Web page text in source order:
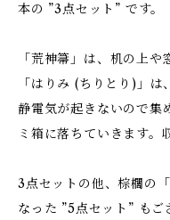
本の ”3点セット” です。
「荒神箒」は、机の上や
「はりみ (ちりとり)」は
静電気が起きないので集
ミ箱に落ちていきます。
3点セットの他、棕櫚の
なった ”5点セット” もご